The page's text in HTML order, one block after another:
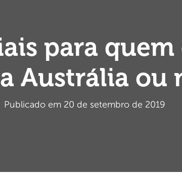
para
Austrália ou
Publicado em 20 de setembro de 2019